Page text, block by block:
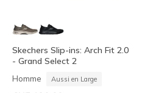
Skechers Slip-ins: Arch Fit 2.0
- Grand Select 2
Homme Aussi en Large